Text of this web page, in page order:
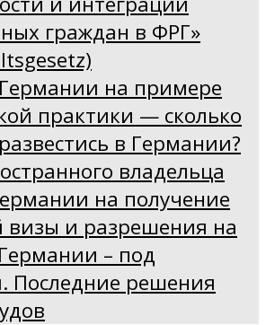
граждан в ФРГ»
на примере
практики — сколько
в Германии?
владельца
на получение
визы и разрешения на
– под
Последние решения